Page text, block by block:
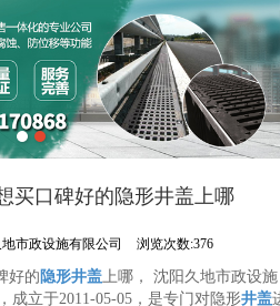
买口碑好的隐形井盖上哪
市政设施有限公司 浏览次数:376
好的 隐形井盖上哪， 沈阳久地市政设施
成立于2011-05-05，是专门对隐形井盖